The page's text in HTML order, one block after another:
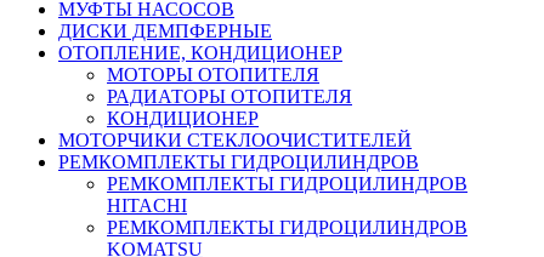
МУФТЫ НАСОСОВ
ДИСКИ ДЕМПФЕРНЫЕ
ОТОПЛЕНИЕ, КОНДИЦИОНЕР
МОТОРЫ ОТОПИТЕЛЯ
РАДИАТОРЫ ОТОПИТЕЛЯ
КОНДИЦИОНЕР
МОТОРЧИКИ СТЕКЛООЧИСТИТЕЛЕЙ
РЕМКОМПЛЕКТЫ ГИДРОЦИЛИНДРОВ
РЕМКОМПЛЕКТЫ ГИДРОЦИЛИНДРОВ
HITACHI
РЕМКОМПЛЕКТЫ ГИДРОЦИЛИНДРОВ
KOMATSU